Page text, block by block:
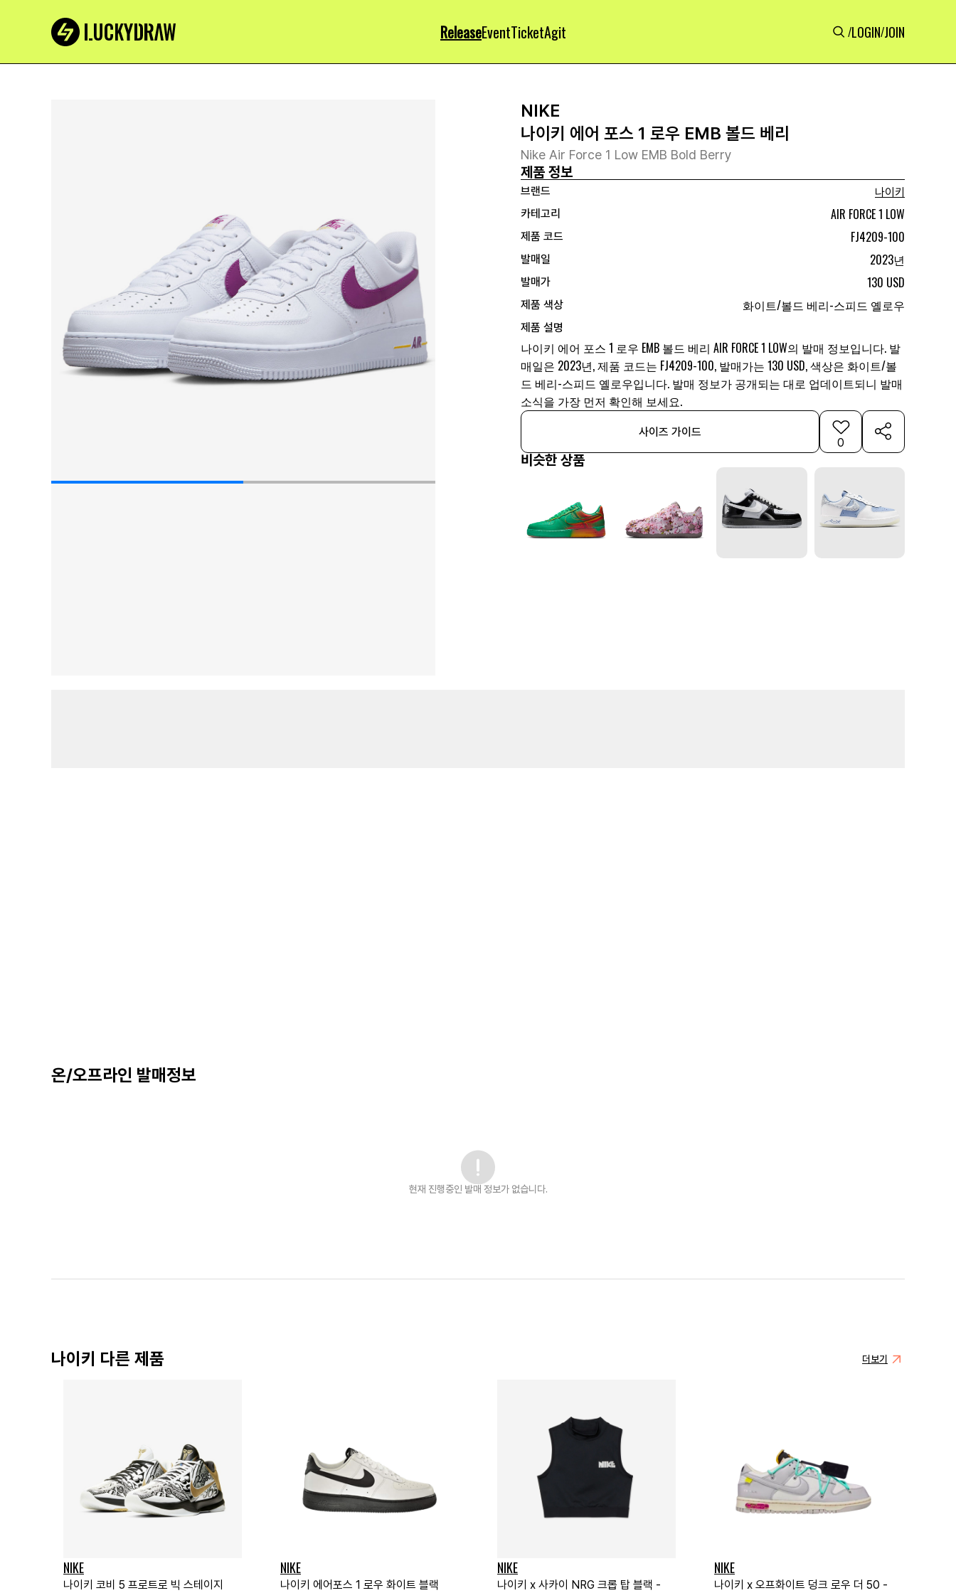
ReleaseEventTicketAgit /LOGIN/JOIN
NIKE
나이키 에어 포스 1 로우 EMB 볼드 베리
Nike Air Force 1 Low EMB Bold Berry
제품 정보
브랜드
나이키
카테고리
AIR FORCE 1 LOW
제품 코드 FJ4209-100
발매일 2023년
발매가 130 USD
제품 색상 화이트/볼드 베리-스피드 옐로우
제품 설명
나이키 에어 포스 1 로우 EMB 볼드 베리 AIR FORCE 1 LOW의 발매 정보입니다. 발
매일은 2023년, 제품 코드는 FJ4209-100, 발매가는 130 USD, 색상은 화이트/볼
드 베리-스피드 옐로우입니다. 발매 정보가 공개되는 대로 업데이트되니 발매
소식을 가장 먼저 확인해 보세요.
사이즈 가이드
0
비슷한 상품
온/오프라인 발매정보
현재 진행중인 발매 정보가 없습니다.
나이키 다른 제품 더보기
NIKE
나이키 코비 5 프로트로 빅 스테이지
NIKE
나이키 에어포스 1 로우 화이트 블랙
NIKE
나이키 x 사카이 NRG 크롭 탑 블랙 -
NIKE
나이키 x 오프화이트 덩크 로우 더 50 -